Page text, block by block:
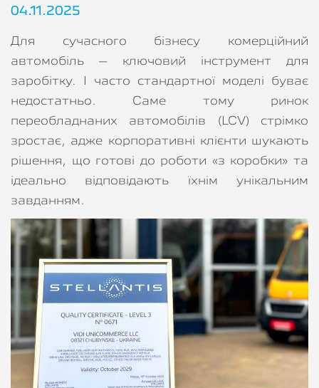
04.11.2025
Для сучасного бізнесу комерційний
автомобіль – ключовий інструмент для
заробітку. І часто стандартної моделі буває
недостатньо. Саме тому ринок
переобладнаних автомобілів (LCV) стрімко
зростає, адже корпоративні клієнти шукають
рішення, що готові до роботи «з коробки» та
ідеально відповідають їхнім унікальним
завданням.